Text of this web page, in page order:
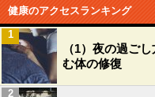
健康のアクセスランキング
（1）夜の過ご
む体の修復
1
2